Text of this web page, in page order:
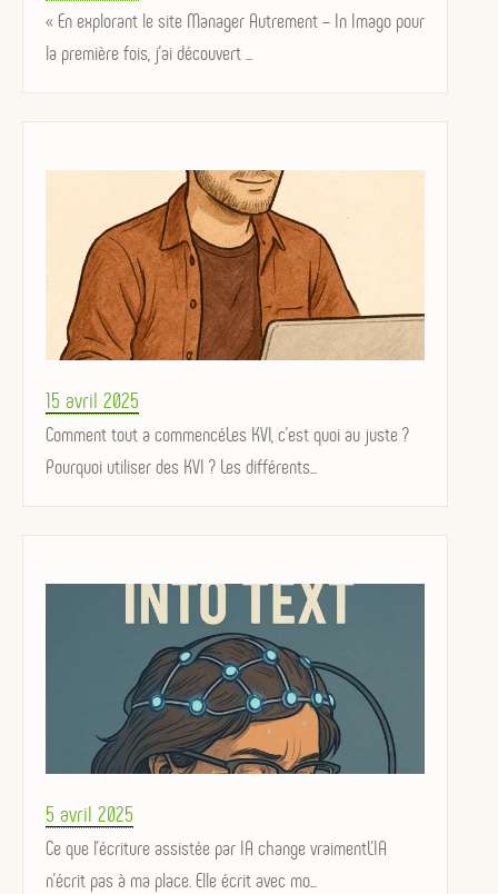
on
« En explorant le site Manager Autrement – In Imago pour
la première fois, j’ai découvert ...
Posted
on
15 avril 2025
Comment tout a commencéLes KVI, c’est quoi au juste ?
Pourquoi utiliser des KVI ? Les différents...
Posted
on
5 avril 2025
Ce que l’écriture assistée par IA change vraimentL’IA
n’écrit pas à ma place. Elle écrit avec mo...